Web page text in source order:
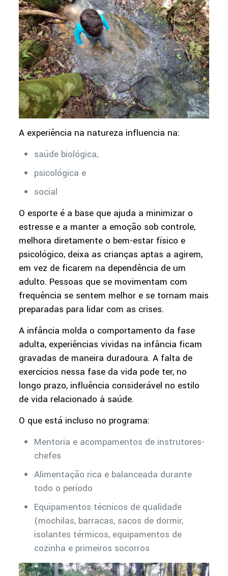
A experiência na natureza influencia na:
saúde biológica,
psicológica e
social
O esporte é a base que ajuda a minimizar o
estresse e a manter a emoção sob controle,
melhora diretamente o bem-estar físico e
psicológico, deixa as crianças aptas a agirem,
em vez de ficarem na dependência de um
adulto. Pessoas que se movimentam com
frequência se sentem melhor e se tornam mais
preparadas para lidar com as crises.
A infância molda o comportamento da fase
adulta, experiências vividas na infância ficam
gravadas de maneira duradoura. A falta de
exercícios nessa fase da vida pode ter, no
longo prazo, influência considerável no estilo
de vida relacionado à saúde.
O que está incluso no programa:
Mentoria e acompamentos de instrutores-
chefes
Alimentação rica e balanceada durante
todo o período
Equipamentos técnicos de qualidade
(mochilas, barracas, sacos de dormir,
isolantes térmicos, equipamentos de
cozinha e primeiros socorros